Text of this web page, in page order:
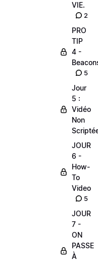
VIE.
2
PRO
TIP
4 -
5
Jour
5 :
Vidéo
Non
JOUR
6 -
How-
To
Video
5
JOUR
7 -
ON
PASSE
À